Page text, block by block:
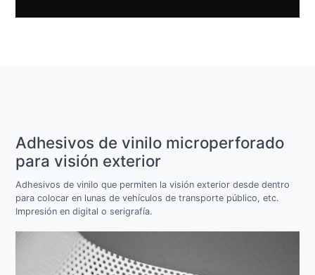
Adhesivos de vinilo microperforado
para visión exterior
Adhesivos de vinilo que permiten la visión exterior desde dentro
para colocar en lunas de vehículos de transporte público, etc.
Impresión en digital o serigrafía.